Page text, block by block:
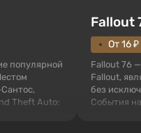
популярной
Theft Auto:
Fallout
От 16 ₽
Fallout 76
Fallout,
без
События